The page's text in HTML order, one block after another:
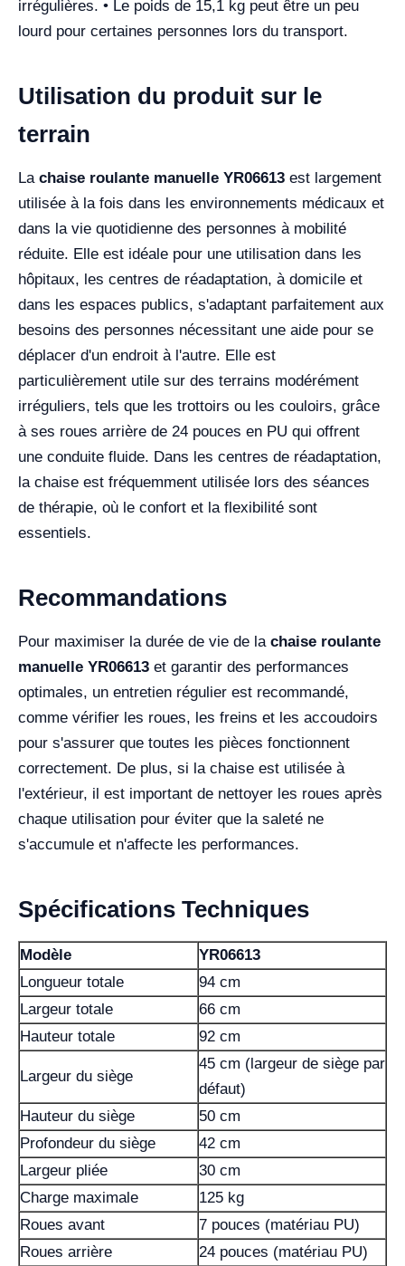
irrégulières. • Le poids de 15,1 kg peut être un peu
lourd pour certaines personnes lors du transport.
Utilisation du produit sur le
terrain
La chaise roulante manuelle YR06613 est largement
utilisée à la fois dans les environnements médicaux et
dans la vie quotidienne des personnes à mobilité
réduite. Elle est idéale pour une utilisation dans les
hôpitaux, les centres de réadaptation, à domicile et
dans les espaces publics, s'adaptant parfaitement aux
besoins des personnes nécessitant une aide pour se
déplacer d'un endroit à l'autre. Elle est
particulièrement utile sur des terrains modérément
irréguliers, tels que les trottoirs ou les couloirs, grâce
à ses roues arrière de 24 pouces en PU qui offrent
une conduite fluide. Dans les centres de réadaptation,
la chaise est fréquemment utilisée lors des séances
de thérapie, où le confort et la flexibilité sont
essentiels.
Recommandations
Pour maximiser la durée de vie de la chaise roulante
manuelle YR06613 et garantir des performances
optimales, un entretien régulier est recommandé,
comme vérifier les roues, les freins et les accoudoirs
pour s'assurer que toutes les pièces fonctionnent
correctement. De plus, si la chaise est utilisée à
l'extérieur, il est important de nettoyer les roues après
chaque utilisation pour éviter que la saleté ne
s'accumule et n'affecte les performances.
Spécifications Techniques
Modèle
YR06613
Longueur totale
94 cm
Largeur totale
66 cm
Hauteur totale
92 cm
Largeur du siège
45 cm (largeur de siège par
défaut)
Hauteur du siège
50 cm
Profondeur du siège
42 cm
Largeur pliée
30 cm
Charge maximale
125 kg
Roues avant
7 pouces (matériau PU)
Roues arrière
24 pouces (matériau PU)